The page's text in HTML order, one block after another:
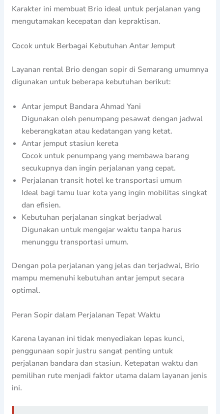
Karakter ini membuat Brio ideal untuk perjalanan yang
mengutamakan kecepatan dan kepraktisan.
Cocok untuk Berbagai Kebutuhan Antar Jemput
Layanan rental Brio dengan sopir di Semarang umumnya
digunakan untuk beberapa kebutuhan berikut:
Antar jemput Bandara Ahmad Yani
Digunakan oleh penumpang pesawat dengan jadwal
keberangkatan atau kedatangan yang ketat.
Antar jemput stasiun kereta
Cocok untuk penumpang yang membawa barang
secukupnya dan ingin perjalanan yang cepat.
Perjalanan transit hotel ke transportasi umum
Ideal bagi tamu luar kota yang ingin mobilitas singkat
dan efisien.
Kebutuhan perjalanan singkat berjadwal
Digunakan untuk mengejar waktu tanpa harus
menunggu transportasi umum.
Dengan pola perjalanan yang jelas dan terjadwal, Brio
mampu memenuhi kebutuhan antar jemput secara
optimal.
Peran Sopir dalam Perjalanan Tepat Waktu
Karena layanan ini tidak menyediakan lepas kunci,
penggunaan sopir justru sangat penting untuk
perjalanan bandara dan stasiun. Ketepatan waktu dan
pemilihan rute menjadi faktor utama dalam layanan jenis
ini.